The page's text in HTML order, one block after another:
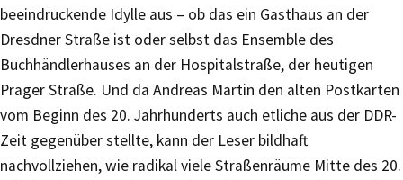
beeindruckende Idylle aus – ob das ein Gasthaus an der
Dresdner Straße ist oder selbst das Ensemble des
Buchhändlerhauses an der Hospitalstraße, der heutigen
Prager Straße. Und da Andreas Martin den alten Postkarten
vom Beginn des 20. Jahrhunderts auch etliche aus der DDR-
Zeit gegenüber stellte, kann der Leser bildhaft
nachvollziehen, wie radikal viele Straßenräume Mitte des 20.